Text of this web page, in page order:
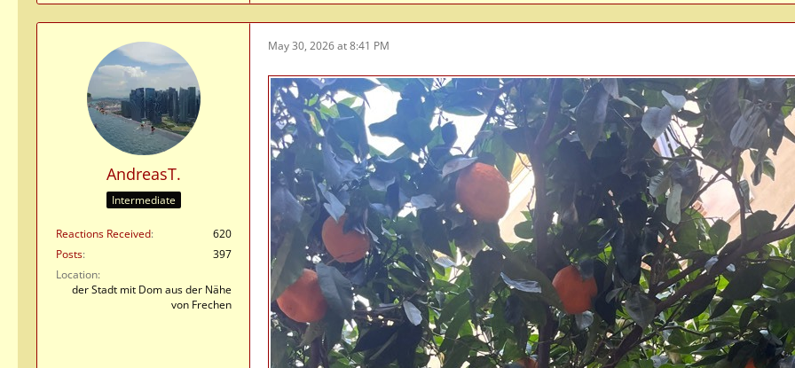
AndreasT.
Intermediate
Reactions Received
620
Posts
397
Location
der Stadt mit Dom aus der Nähe
von Frechen
May 30, 2026 at 8:41 PM